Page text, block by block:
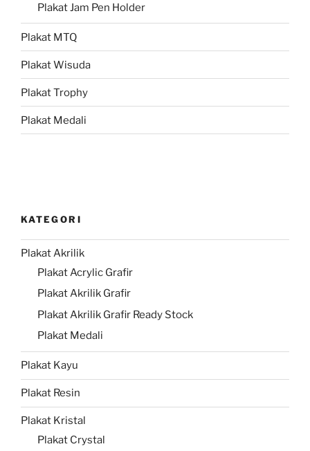
Plakat Jam Pen Holder
Plakat MTQ
Plakat Wisuda
Plakat Trophy
Plakat Medali
KATEGORI
Plakat Akrilik
Plakat Acrylic Grafir
Plakat Akrilik Grafir
Plakat Akrilik Grafir Ready Stock
Plakat Medali
Plakat Kayu
Plakat Resin
Plakat Kristal
Plakat Crystal